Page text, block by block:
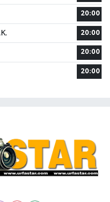
20:00
20:00
20:00
20:00